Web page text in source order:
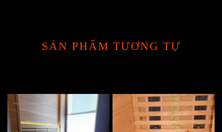
SẢN PHẨM TƯƠNG TỰ